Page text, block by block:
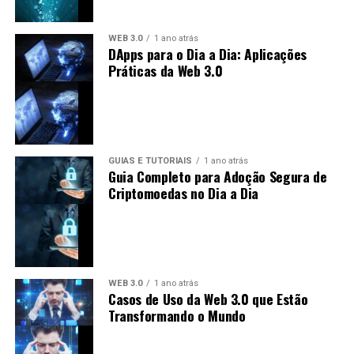
do setor bancário. No entanto, também enfrenta
críticas devido à sua conexão com a Ripple Labs,
tornando-se alvo de debates sobre
descentralização.
Futuro das Criptomoedas: Previsões
para XLM e XRP
O futuro das criptomoedas, incluindo XLM e XRP, está
repleto de incertezas e oportunidades. As previsões
podem incluir:
Crescimento do Uso:
Stellar quanto Ripple vejam um aumento no uso à
medida que mais pessoas e instituições adotem
soluções baseadas em blockchain.
Adoção Regulatória:A regulamentação pode
influenciar o crescimento de ambas as
WEB 3.0 1 ano atrás
DApps para o Dia a Dia: Aplicações
Práticas da Web 3.0
GUIAS E TUTORIAIS 1 ano atrás
Guia Completo para Adoção Segura de
Criptomoedas no Dia a Dia
WEB 3.0 1 ano atrás
Casos de Uso da Web 3.0 que Estão
Transformando o Mundo